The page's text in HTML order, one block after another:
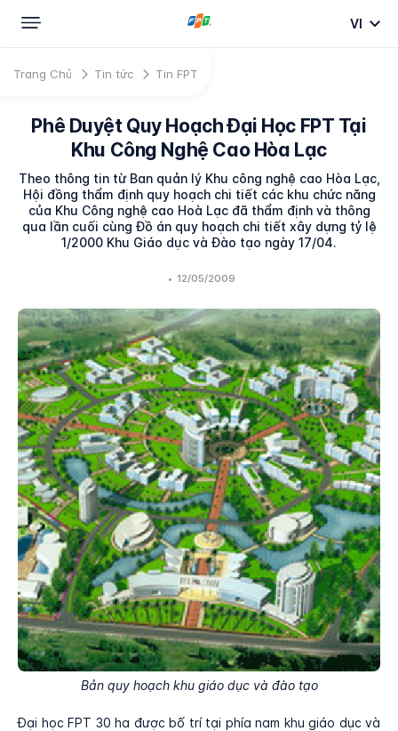
VI
Trang Chủ Tin tức Tin FPT
Phê Duyệt Quy Hoạch Đại Học FPT Tại
Khu Công Nghệ Cao Hòa Lạc
Theo thông tin từ Ban quản lý Khu công nghệ cao Hòa Lạc,
Hội đồng thẩm định quy hoạch chi tiết các khu chức năng
của Khu Công nghệ cao Hoà Lạc đã thẩm định và thông
qua lần cuối cùng Đồ án quy hoạch chi tiết xây dựng tỷ lệ
1/2000 Khu Giáo dục và Đào tạo ngày 17/04.
• 12/05/2009
Bản quy hoạch khu giáo dục và đào tạo
Đại học FPT 30 ha được bố trí tại phía nam khu giáo dục và